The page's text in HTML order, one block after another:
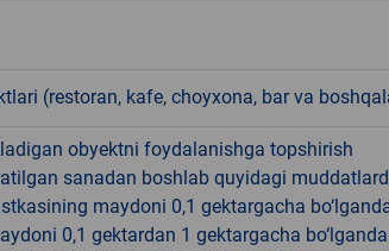
(restoran, kafe, choyxona, bar va
obyektni foydalanishga topshirish
sanadan boshlab quyidagi
maydoni 0,1 gektargacha
0,1 gektardan 1 gektargacha